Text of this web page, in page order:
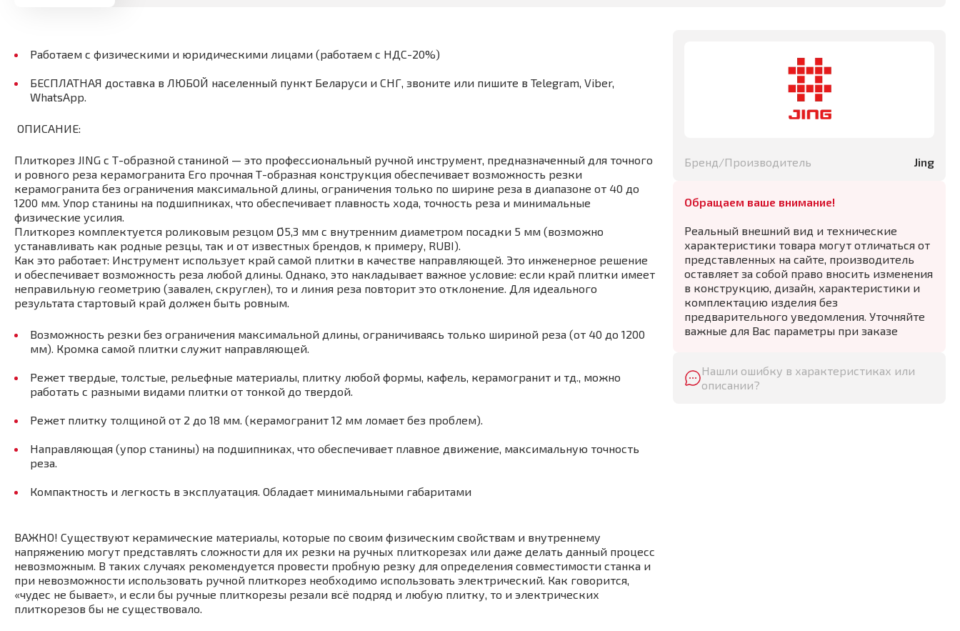
Работаем с физическими и юридическими лицами (работаем с НДС-20%)
БЕСПЛАТНАЯ доставка в ЛЮБОЙ населенный пункт Беларуси и СНГ, звоните или пишите в Telegram, Viber,
WhatsApp.
ОПИСАНИЕ:
Плиткорез JING с Т-образной станиной — это профессиональный ручной инструмент, предназначенный для точного
и ровного реза керамогранита Его прочная Т-образная конструкция обеспечивает возможность резки
керамогранита без ограничения максимальной длины, ограничения только по ширине реза в диапазоне от 40 до
1200 мм. Упор станины на подшипниках, что обеспечивает плавность хода, точность реза и минимальные
физические усилия.
Плиткорез комплектуется роликовым резцом Ø5,3 мм с внутренним диаметром посадки 5 мм (возможно
устанавливать как родные резцы, так и от известных брендов, к примеру, RUBI).
Как это работает: Инструмент использует край самой плитки в качестве направляющей. Это инженерное решение
и обеспечивает возможность реза любой длины. Однако, это накладывает важное условие: если край плитки имеет
неправильную геометрию (завален, скруглен), то и линия реза повторит это отклонение. Для идеального
результата стартовый край должен быть ровным.
Возможность резки без ограничения максимальной длины, ограничиваясь только шириной реза (от 40 до 1200
мм). Кромка самой плитки служит направляющей.
Режет твердые, толстые, рельефные материалы, плитку любой формы, кафель, керамогранит и тд., можно
работать с разными видами плитки от тонкой до твердой.
Режет плитку толщиной от 2 до 18 мм. (керамогранит 12 мм ломает без проблем).
Направляющая (упор станины) на подшипниках, что обеспечивает плавное движение, максимальную точность
реза.
Компактность и легкость в эксплуатация. Обладает минимальными габаритами
ВАЖНО! Существуют керамические материалы, которые по своим физическим свойствам и внутреннему
напряжению могут представлять сложности для их резки на ручных плиткорезах или даже делать данный процесс
невозможным. В таких случаях рекомендуется провести пробную резку для определения совместимости станка и
при невозможности использовать ручной плиткорез необходимо использовать электрический. Как говорится,
«чудес не бывает», и если бы ручные плиткорезы резали всё подряд и любую плитку, то и электрических
плиткорезов бы не существовало.
Бренд/Производитель Jing
Обращаем ваше внимание!
Реальный внешний вид и технические
характеристики товара могут отличаться от
представленных на сайте, производитель
оставляет за собой право вносить изменения
в конструкцию, дизайн, характеристики и
комплектацию изделия без
предварительного уведомления. Уточняйте
важные для Вас параметры при заказе
Нашли ошибку в характеристиках или
описании?